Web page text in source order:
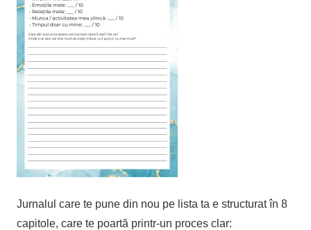
Jurnalul care te pune din nou pe lista ta e structurat în 8
capitole, care te poartă printr-un proces clar: